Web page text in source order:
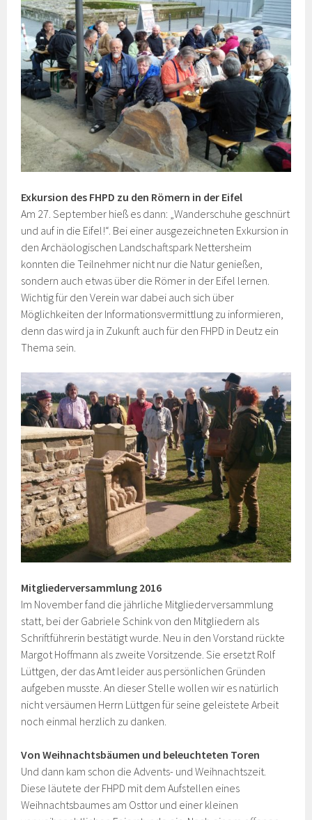
Exkursion des FHPD zu den Römern in der Eifel
Am 27. September hieß es dann: „Wanderschuhe geschnürt
und auf in die Eifel!“. Bei einer ausgezeichneten Exkursion in
den Archäologischen Landschaftspark Nettersheim
konnten die Teilnehmer nicht nur die Natur genießen,
sondern auch etwas über die Römer in der Eifel lernen.
Wichtig für den Verein war dabei auch sich über
Möglichkeiten der Informationsvermittlung zu informieren,
denn das wird ja in Zukunft auch für den FHPD in Deutz ein
Thema sein.
Mitgliederversammlung 2016
Im November fand die jährliche Mitgliederversammlung
statt, bei der Gabriele Schink von den Mitgliedern als
Schriftführerin bestätigt wurde. Neu in den Vorstand rückte
Margot Hoffmann als zweite Vorsitzende. Sie ersetzt Rolf
Lüttgen, der das Amt leider aus persönlichen Gründen
aufgeben musste. An dieser Stelle wollen wir es natürlich
nicht versäumen Herrn Lüttgen für seine geleistete Arbeit
noch einmal herzlich zu danken.
Von Weihnachtsbäumen und beleuchteten Toren
Und dann kam schon die Advents- und Weihnachtszeit.
Diese läutete der FHPD mit dem Aufstellen eines
Weihnachtsbaumes am Osttor und einer kleinen